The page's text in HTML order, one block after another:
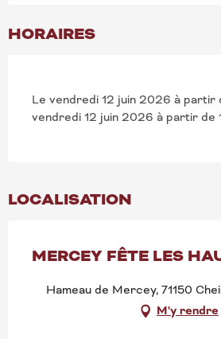
HORAIRES
Le vendredi 12 juin 2026 à partir
vendredi 12 juin 2026 à partir de
LOCALISATION
MERCEY FÊTE LES
Hameau de Mercey, 71150
M'y rendre